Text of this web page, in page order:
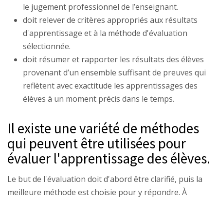
le jugement professionnel de l’enseignant.
doit relever de critères appropriés aux résultats
d'apprentissage et à la méthode d'évaluation
sélectionnée.
doit résumer et rapporter les résultats des élèves
provenant d’un ensemble suffisant de preuves qui
reflètent avec exactitude les apprentissages des
élèves à un moment précis dans le temps.
Il existe une variété de méthodes
qui peuvent être utilisées pour
évaluer l'apprentissage des élèves.
Le but de l'évaluation doit d'abord être clarifié, puis la
meilleure méthode est choisie pour y répondre. À